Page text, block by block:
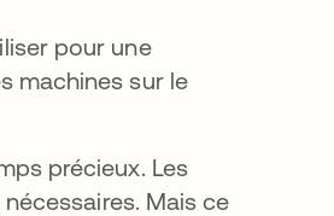
pour une
machines sur le
précieux. Les
Mais ce